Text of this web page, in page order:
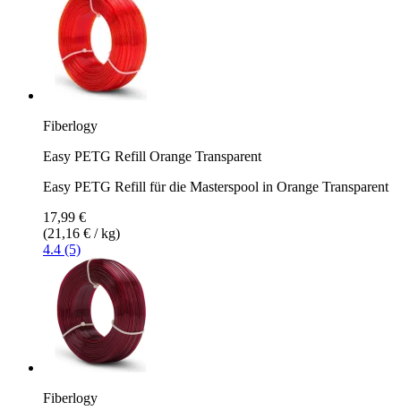
Fiberlogy
Easy PETG Refill Orange Transparent
Easy PETG Refill für die Masterspool in Orange Transparent
17,99 €
(21,16 € / kg)
4.4 (5)
Fiberlogy